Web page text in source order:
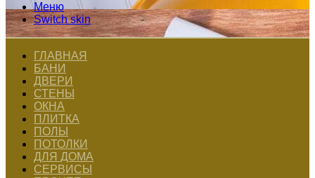
Меню
Switch skin
ГЛАВНАЯ
БАНИ
ДВЕРИ
СТЕНЫ
ОКНА
ПЛИТКА
ПОЛЫ
ПОТОЛКИ
ДЛЯ ДОМА
СЕРВИСЫ